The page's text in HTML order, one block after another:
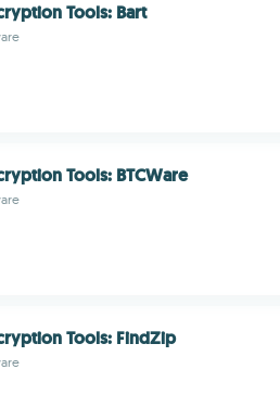
Tools: Bart
Tools: BTCWare
Tools: FindZip